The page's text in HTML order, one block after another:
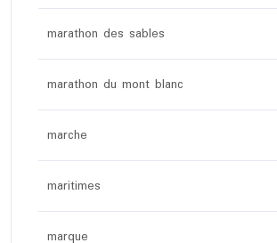
marathon des sables
marathon du mont blanc
marche
maritimes
marque